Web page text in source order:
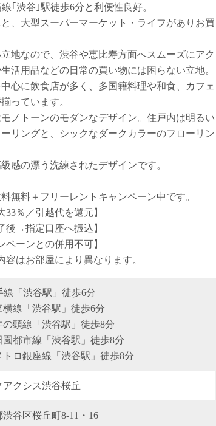
｢渋谷｣駅徒歩6分と利便性良好。
、大型スーパーマーケット・ライフがありお買
地なので、渋谷や恵比寿方面へスムーズにアク
活用品などの日常の買い物には困らない立地。
心に飲食店が多く、多国籍料理や和食、カフェ
っています。
ノトーンのモダンなデザイン。住戸内は明るい
リングと、シックなダークカラーのフローリン
感の漂う洗練されたデザインです。
無料 ＋ フリーレント キャンペーン中です。
33％／引越代を還元】
後→指定口座へ振込】
ペーンとの併用不可】
はお部屋により異なります。
線「渋谷駅」徒歩6分
横線「渋谷駅」徒歩6分
の頭線「渋谷駅」徒歩8分
園都市線「渋谷駅」徒歩8分
トロ銀座線「渋谷駅」徒歩8分
アクシス渋谷桜丘
渋谷区桜丘町8-11・16